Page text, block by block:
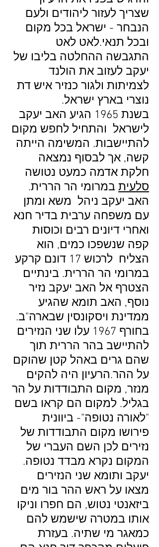
שצריך לעזור ליהודים ולעם
הנבחר - ישראל בכל מקום
ובכל תנאי.לאט לאט
התגבשה ההחלטה בליבו של
יעקב לעזוב את הולנד
לצמיתות ולגור כנזיר איש דת
נוצרי בארץ ישראל.
בשנת 1965 הגיע האב יעקב
לישראל והתחיל לחפש מקום
להתיישבות. המשימה הייתה
קשה, אך לבסוף נמצאה
חלקת אדמה כמעט נטושה
סלעית במרומי הר הררית.
האב יעקב ניהל משא ומתן
עם משפחה ערבית בדיר חנא
ואחרי דיונים רבים וכוסות
קפה שנשפכו כמים, הוא
הצליח לרכוש 17 דונם קרקע
במרומי הר הררית. בינתיים
הצטרף אל האב יעקב נזיר
נוסף, האב תומא שהגיע
ממדינת ויסקונסין שבארה"ב.
בחורף 1967 עלו שני הנזירים
להתיישב בהר הררית תוך
שהם גרים באהל קטן שהוקם
על ההר.הרעיון היה להקים
מנזר, מקום התבודדות על הר
בגליל. למקום הם קראו בשם
"לאורה נטופה"- ביוונית
פירושו מקום התבודדות של
נזירים לכן השם העברי של
המקום נקרא מבדד נטופה.
יעקב ותומא שני הנזירים
מצאו על ראש ההר בור מים
ביזאנטי נטוש, הם חפרו וניקו
אותו במטרה שישמש להם
כמאגר מי שתיה. בעזרת